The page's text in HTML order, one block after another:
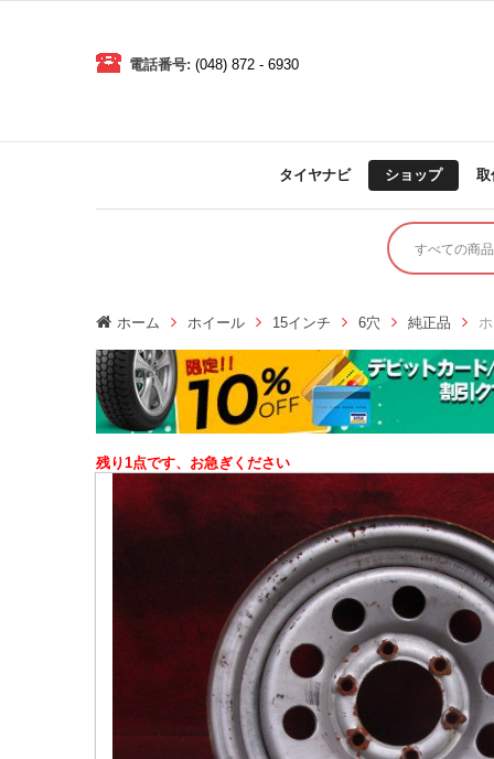
電話番号: (048) 872 - 6930
タイヤナビ ショップ 取
ホーム ホイール 15インチ 6穴 純正品
残り1点です、お急ぎください